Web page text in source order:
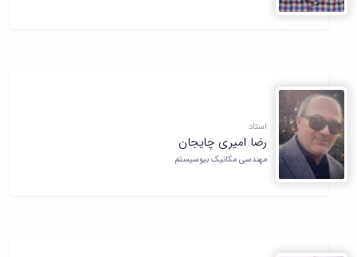
استاد
رضا امیری چایجان
مهندسی مکانیک بیوسیستم